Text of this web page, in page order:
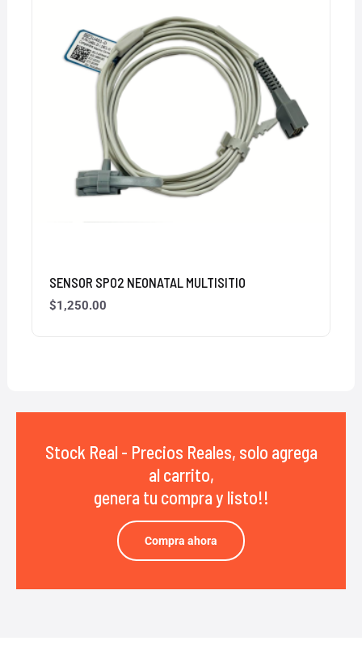
SENSOR SPO2 NEONATAL MULTISITIO
$1,250.00
Stock Real - Precios Reales, solo agrega
al carrito,
genera tu compra y listo!!
Compra ahora